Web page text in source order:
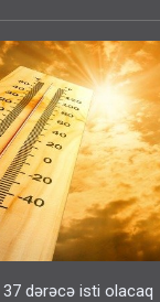
dərəcə isti olacaq